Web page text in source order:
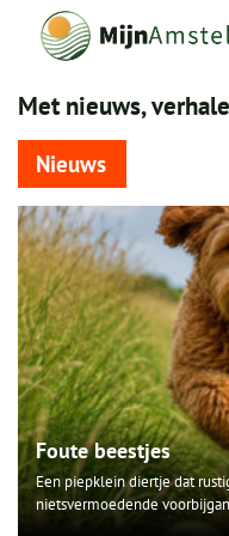
Met nieuws,
Nieuws
Foute beestjes
Een piepklein diertje dat
nietsvermoedende